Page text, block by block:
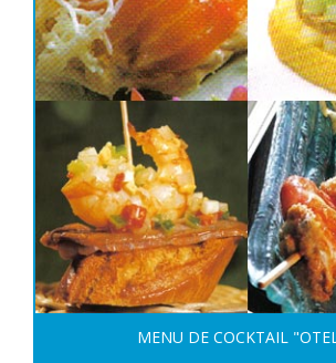
MENU DE COCKTAIL